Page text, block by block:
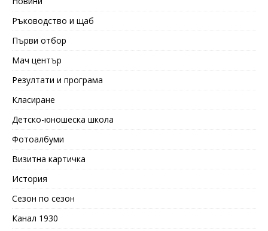
Ръководство и щаб
Първи отбор
Мач център
Резултати и програма
Класиране
Детско-юношеска школа
Фотоалбуми
Визитна картичка
История
Сезон по сезон
Канал 1930